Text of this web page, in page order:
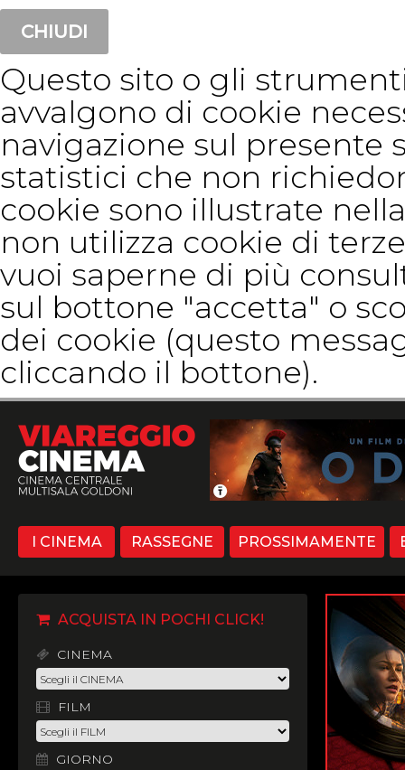
CHIUDI
Questo sito o gli
avvalgono di cookie
navigazione sul presente
statistici che non
cookie sono illustrate
non utilizza cookie di
vuoi saperne di più
sul bottone "accetta" o
dei cookie (questo
cliccando il bottone).
I CINEMA RASSEGNE PROSSIMAMENTE
ACQUISTA IN POCHI CLICK!
CINEMA
FILM
GIORNO